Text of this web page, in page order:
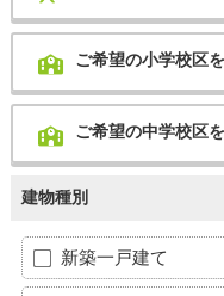
ご希望の小学校区
ご希望の中学校区
建物種別
新築一戸建て